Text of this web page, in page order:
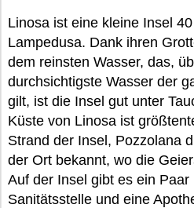
Linosa ist eine kleine Insel
Lampedusa. Dank ihren
dem reinsten Wasser, das,
durchsichtigste Wasser der
gilt, ist die Insel gut unter
Küste von Linosa ist
Strand der Insel, Pozzolana
der Ort bekannt, wo die
Auf der Insel gibt es ein Paar
Sanitätsstelle und eine